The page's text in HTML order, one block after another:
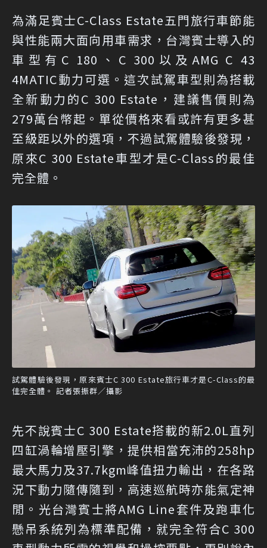
為滿足賓士C-Class Estate五門旅行車節能
與性能兩大面向用車需求，台灣賓士導入的
車型有C 180、C 300以及AMG C 43
4MATIC動力可選。這次試駕車型則為搭載
全新動力的C 300 Estate，建議售價則為
279萬台幣起。單從價格來看或許有更多甚
至級距以外的選項，不過試駕體驗後發現，
原來C 300 Estate車型才是C-Class的最佳
完全體。
試駕體驗後發現，原來賓士C 300 Estate旅行車才是C-Class的最
佳完全體。 記者張振群／攝影
先不說賓士C 300 Estate搭載的新2.0L直列
四缸渦輪增壓引擎，提供相當充沛的258hp
最大馬力及37.7kgm峰值扭力輸出，在各路
況下動力隨傳隨到，高速巡航時亦能氣定神
閒。光台灣賓士將AMG Line套件及跑車化
懸吊系統列為標準配備，就完全符合C 300